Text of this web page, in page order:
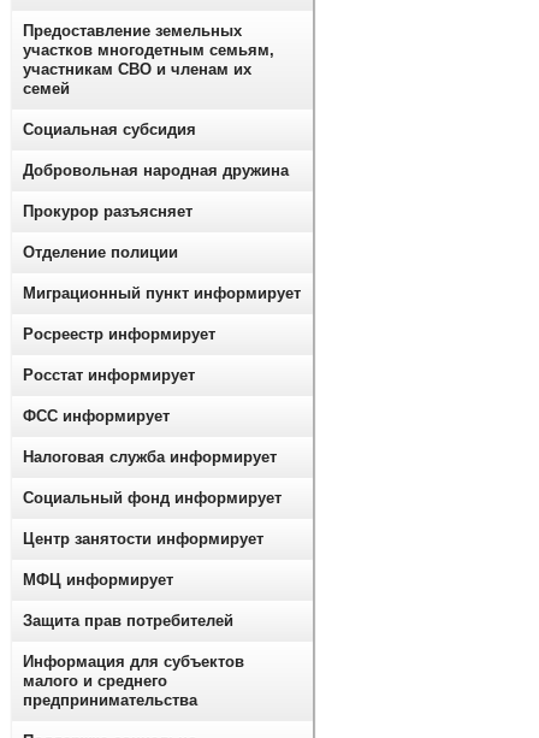
Предоставление земельных
участков многодетным семьям,
участникам СВО и членам их
семей
Социальная субсидия
Добровольная народная дружина
Прокурор разъясняет
Отделение полиции
Миграционный пункт информирует
Росреестр информирует
Росстат информирует
ФСС информирует
Налоговая служба информирует
Социальный фонд информирует
Центр занятости информирует
МФЦ информирует
Защита прав потребителей
Информация для субъектов
малого и среднего
предпринимательства